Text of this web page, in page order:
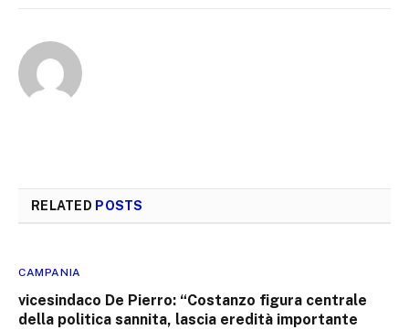
RELATED POSTS
CAMPANIA
vicesindaco De Pierro: “Costanzo figura centrale
della politica sannita, lascia eredità importante